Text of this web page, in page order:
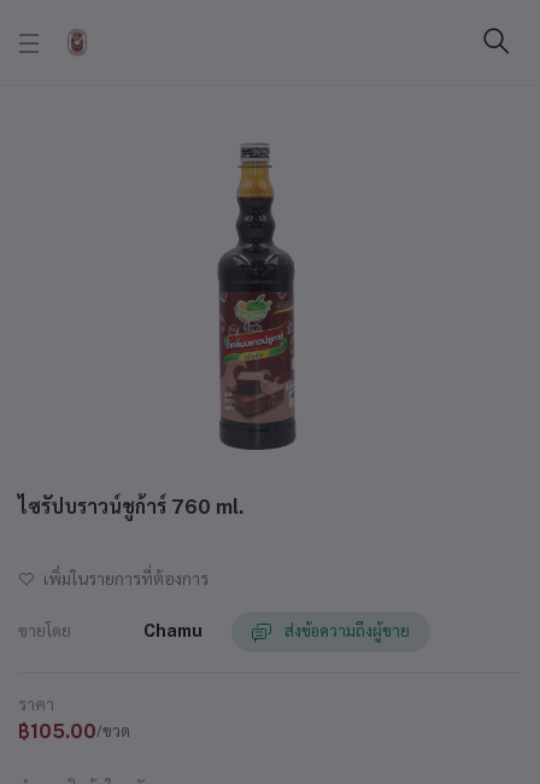
ไซรัปบราวน์ชูก้าร์ 760 ml.
เพิ่มในรายการที่ต้องการ
ขายโดย Chamu ส่งข้อความถึงผู้ขาย
ราคา
฿105.00/ขวด